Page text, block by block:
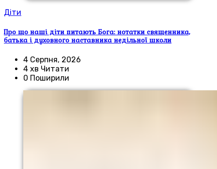
Діти
Про що наші діти питають Бога: нотатки священника,
батька і духовного наставника недільної школи
4 Серпня, 2026
4 хв Читати
0 Поширили